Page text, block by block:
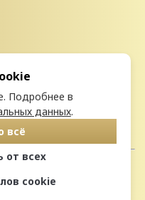
Подробнее в
данных.
всё
от всех
cookie